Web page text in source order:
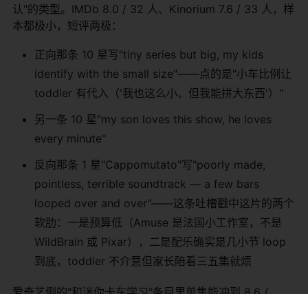
认"的类型。IMDb 8.0 / 32 人、Kinorium 7.6 / 33 人，样
本都极小，短评两极：
正向那条 10 星写"tiny series but big, my kids
identify with the small size"——点的是"小车比例让
toddler 有代入（'我也这么小、但我能拼大东西'）"
另一条 10 星"my son loves this show, he loves
every minute"
反向那条 1 星"Cappomutato"写"poorly made,
pointless, terrible soundtrack — a few bars
looped over and over"——这条吐槽戳中这片的两个
软肋：一是预算低（Amuse 是法国小工作室，不是
WildBrain 或 Pixar），二是配乐确实是几小节 loop
到底，toddler 不介意但家长陪看三五集就烦